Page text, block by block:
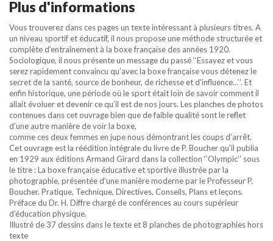
Plus d'informations
Vous trouverez dans ces pages un texte intéressant à plusieurs titres. A
un niveau sportif et éducatif, il nous propose une méthode structurée et
complète d’entraînement à la boxe française des années 1920.
Sociologique, il nous présente un message du passé ‘‘Essayez et vous
serez rapidement convaincu qu’avec la boxe française vous détenez le
secret de la santé, source de bonheur, de richesse et d’influence...’’. Et
enfin historique, une période où le sport était loin de savoir comment il
allait évoluer et devenir ce qu’il est de nos jours. Les planches de photos
contenues dans cet ouvrage bien que de faible qualité sont le reflet
d’une autre manière de voir la boxe,
comme ces deux femmes en jupe nous démontrant les coups d’arrêt.
Cet ouvrage est la réédition intégrale du livre de P. Boucher qu’il publia
en 1929 aux éditions Armand Girard dans la collection ‘‘Olympic’’ sous
le titre : La boxe française éducative et sportive illustrée par la
photographie, présentée d’une manière moderne par le Professeur P.
Boucher. Pratique, Technique, Directives, Conseils, Plans et leçons.
Préface du Dr. H. Diffre chargé de conférences au cours supérieur
d’éducation physique.
Illustré de 37 dessins dans le texte et 8 planches de photographies hors
texte